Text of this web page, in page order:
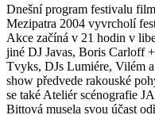
Dnešní program festivalu
Mezipatra 2004 vyvrcholí
Akce začíná v 21 hodin v
jiné DJ Javas, Boris Carloff
Tvyks, DJs Lumiére, Vilém
show předvede rakouské
se také Ateliér scénografie
Bittová musela svou účast